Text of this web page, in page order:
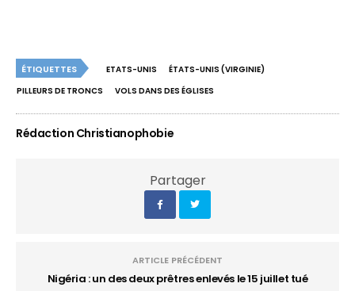
ÉTIQUETTES ETATS-UNIS
ÉTATS-UNIS (VIRGINIE)
PILLEURS DE TRONCS
VOLS DANS DES ÉGLISES
Rédaction Christianophobie
Partager
ARTICLE PRÉCÉDENT
Nigéria : un des deux prêtres enlevés le 15 juillet tué